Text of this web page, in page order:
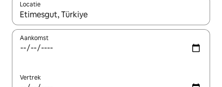
Locatie
Wanneer er suggesties beschikbaar zijn, maak je een keuze
Aankomst
Vertrek